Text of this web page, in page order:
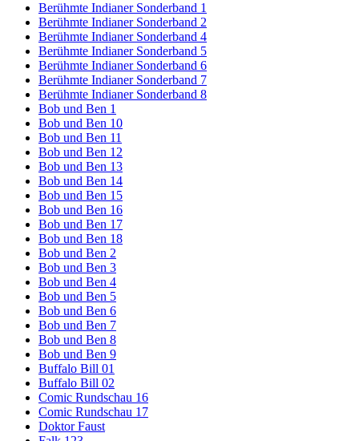
Berühmte Indianer Sonderband 1
Berühmte Indianer Sonderband 2
Berühmte Indianer Sonderband 4
Berühmte Indianer Sonderband 5
Berühmte Indianer Sonderband 6
Berühmte Indianer Sonderband 7
Berühmte Indianer Sonderband 8
Bob und Ben 1
Bob und Ben 10
Bob und Ben 11
Bob und Ben 12
Bob und Ben 13
Bob und Ben 14
Bob und Ben 15
Bob und Ben 16
Bob und Ben 17
Bob und Ben 18
Bob und Ben 2
Bob und Ben 3
Bob und Ben 4
Bob und Ben 5
Bob und Ben 6
Bob und Ben 7
Bob und Ben 8
Bob und Ben 9
Buffalo Bill 01
Buffalo Bill 02
Comic Rundschau 16
Comic Rundschau 17
Doktor Faust